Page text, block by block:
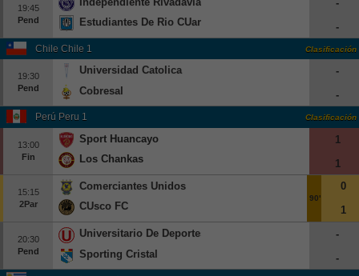
19:45
Pend
Estudiantes De Rio CUarto
-
-
Chile Chile 1 Clasificación
19:30
Pend
Universidad Catolica
Cobresal
-
-
Perú Peru 1 Clasificación
13:00
Fin
Sport Huancayo
Los Chankas
1
1
15:15
2Par
Comerciantes Unidos
CUsco FC
90'
0
1
20:30
Pend
Universitario De Deportes
Sporting Cristal
-
-
Beisbol
Hockey
Fútbol Americano
Clasificación
Casas de Apuestas